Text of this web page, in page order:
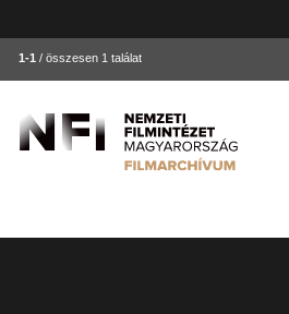
1-1 / összesen 1 találat